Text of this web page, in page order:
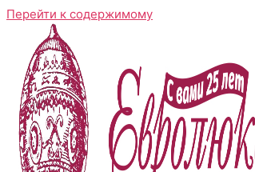
Перейти к содержимому